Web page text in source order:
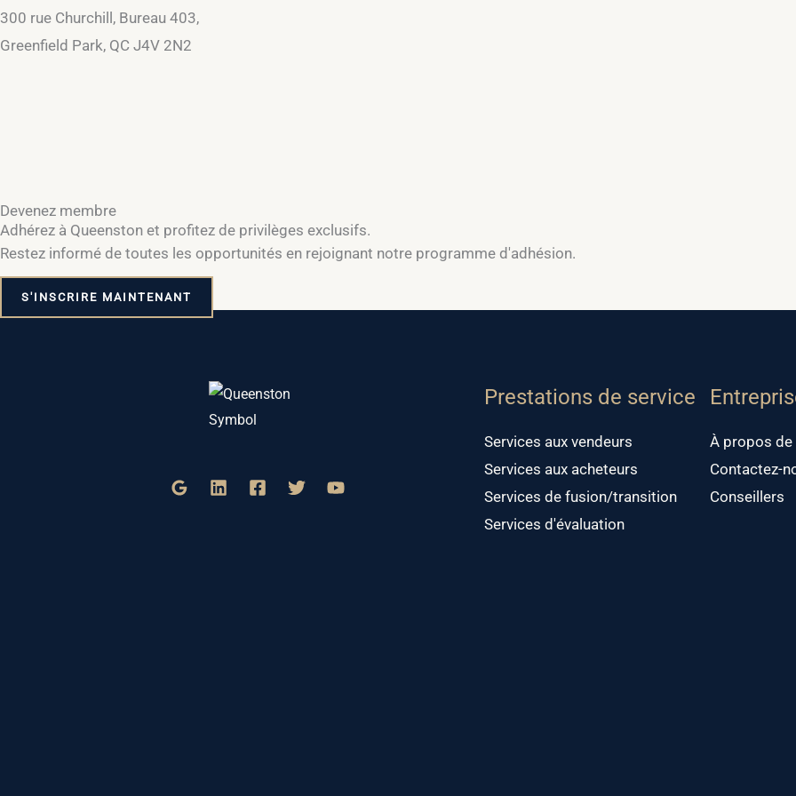
300 rue Churchill, Bureau 403,
Greenfield Park, QC J4V 2N2
Devenez membre
Adhérez à Queenston et profitez de privilèges exclusifs.
Restez informé de toutes les opportunités en rejoignant notre programme d'adhésion.
S'INSCRIRE MAINTENANT
Prestations de service
Services aux vendeurs
Services aux acheteurs
Services de fusion/transition
Services d'évaluation
À propos de
Contactez-
Conseillers